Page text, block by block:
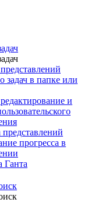
задач в папке или
и
прогресса в
Ганта